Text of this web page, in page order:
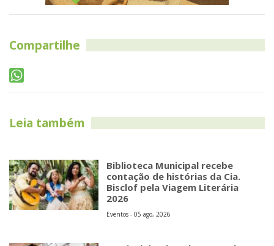
Compartilhe
Leia também
Biblioteca Municipal recebe
contação de histórias da Cia.
Bisclof pela Viagem Literária
2026
Eventos - 05 ago, 2026